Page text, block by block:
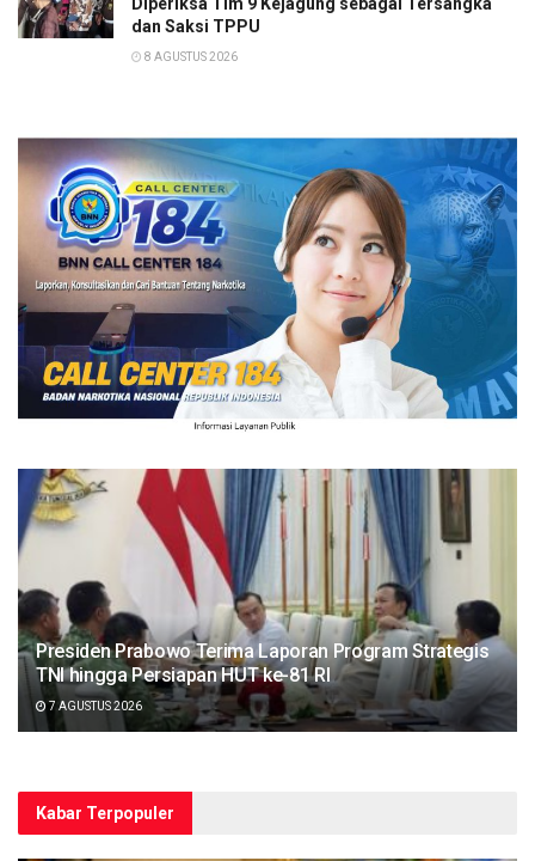
dan Saksi TPPU
8 AGUSTUS 2026
Presiden Prabowo Terima Laporan Program Strategis
TNI hingga Persiapan HUT ke-81 RI
7 AGUSTUS 2026
Kabar Terpopuler